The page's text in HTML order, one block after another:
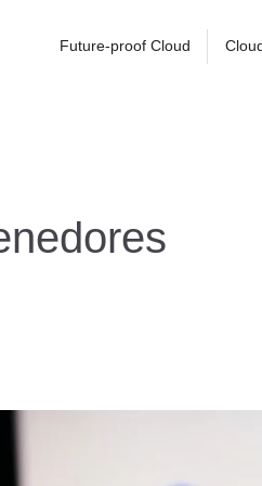
Future-proof Cloud